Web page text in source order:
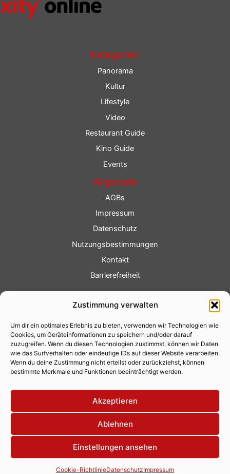
Zustimmung verwalten
Um dir ein optimales Erlebnis zu bieten, verwenden wir Technologien wie
Cookies, um Geräteinformationen zu speichern und/oder darauf
zuzugreifen. Wenn du diesen Technologien zustimmst, können wir Daten
wie das Surfverhalten oder eindeutige IDs auf dieser Website verarbeiten.
Wenn du deine Zustimmung nicht erteilst oder zurückziehst, können
bestimmte Merkmale und Funktionen beeinträchtigt werden.
Akzeptieren
Ablehnen
Einstellungen ansehen
Cookie-RichtlinieDatenschutzImpressum
Kategorien
Panorama
Kultur
Lifestyle
Video
Restaurant Guide
Kino Guide
Events
Allgemein
AGBs
Impressum
Datenschutz
Nutzungsbestimmungen
Kontakt
Barrierefreiheit
Fotoservice
Videoservice
Werbung
Contenterstellung
Lokalnachrichten
Lokalfernsehen
Eventkalender